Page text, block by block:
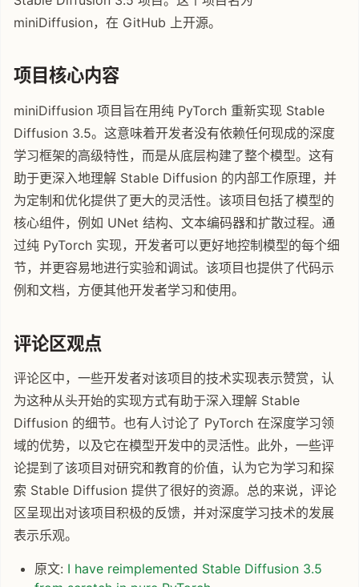
miniDiffusion，在 GitHub 上开源。
项目核心内容
miniDiffusion 项目旨在用纯 PyTorch 重新实现 Stable
Diffusion 3.5。这意味着开发者没有依赖任何现成的深度
学习框架的高级特性，而是从底层构建了整个模型。这有
助于更深入地理解 Stable Diffusion 的内部工作原理，并
为定制和优化提供了更大的灵活性。该项目包括了模型的
核心组件，例如 UNet 结构、文本编码器和扩散过程。通
过纯 PyTorch 实现，开发者可以更好地控制模型的每个细
节，并更容易地进行实验和调试。该项目也提供了代码示
例和文档，方便其他开发者学习和使用。
评论区观点
评论区中，一些开发者对该项目的技术实现表示赞赏，认
为这种从头开始的实现方式有助于深入理解 Stable
Diffusion 的细节。也有人讨论了 PyTorch 在深度学习领
域的优势，以及它在模型开发中的灵活性。此外，一些评
论提到了该项目对研究和教育的价值，认为它为学习和探
索 Stable Diffusion 提供了很好的资源。总的来说，评论
区呈现出对该项目积极的反馈，并对深度学习技术的发展
表示乐观。
原文: I have reimplemented Stable Diffusion 3.5